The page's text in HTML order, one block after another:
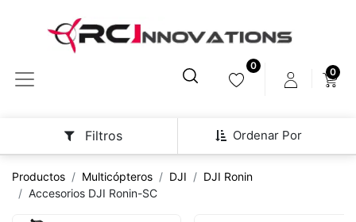
0
0
Ordenar Por
Filtros
Productos Multicópteros DJI
DJI Ronin
Accesorios DJI Ronin-SC